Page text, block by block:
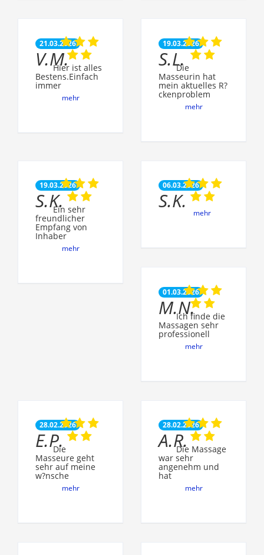
21.03.2026
V.M.Hier ist alles
Bestens.Einfach
immer
mehr
19.03.2026
S.L.
Die
Masseurin hat
mein aktuelles R?
ckenproblem
mehr
19.03.2026
S.K.Ein sehr
freundlicher
Empfang von
Inhaber
mehr
06.03.2026
S.K.
mehr
01.03.2026
M.N.Ich finde die
Massagen sehr
professionell
mehr
28.02.2026
E.P.
Die
Masseure geht
sehr auf meine
w?nsche
mehr
28.02.2026
A.R.Die Massage
war sehr
angenehm und
hat
mehr